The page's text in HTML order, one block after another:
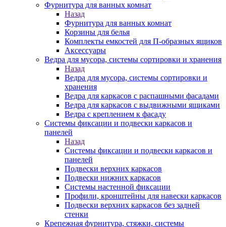
Фурнитура для ванных комнат
Назад
Фурнитура для ванных комнат
Корзины для белья
Комплекты емкостей для П-образных ящиков
Аксессуары
Ведра для мусора, системы сортировки и хранения
Назад
Ведра для мусора, системы сортировки и
хранения
Ведра для каркасов с распашными фасадами
Ведра для каркасов с выдвижными ящиками
Ведра с креплением к фасаду
Системы фиксации и подвески каркасов и
панелей
Назад
Системы фиксации и подвески каркасов и
панелей
Подвески верхних каркасов
Подвески нижних каркасов
Системы настенной фиксации
Профили, кронштейны для навески каркасов
Подвески верхних каркасов без задней
стенки
Крепежная фурнитура, стяжки, системы